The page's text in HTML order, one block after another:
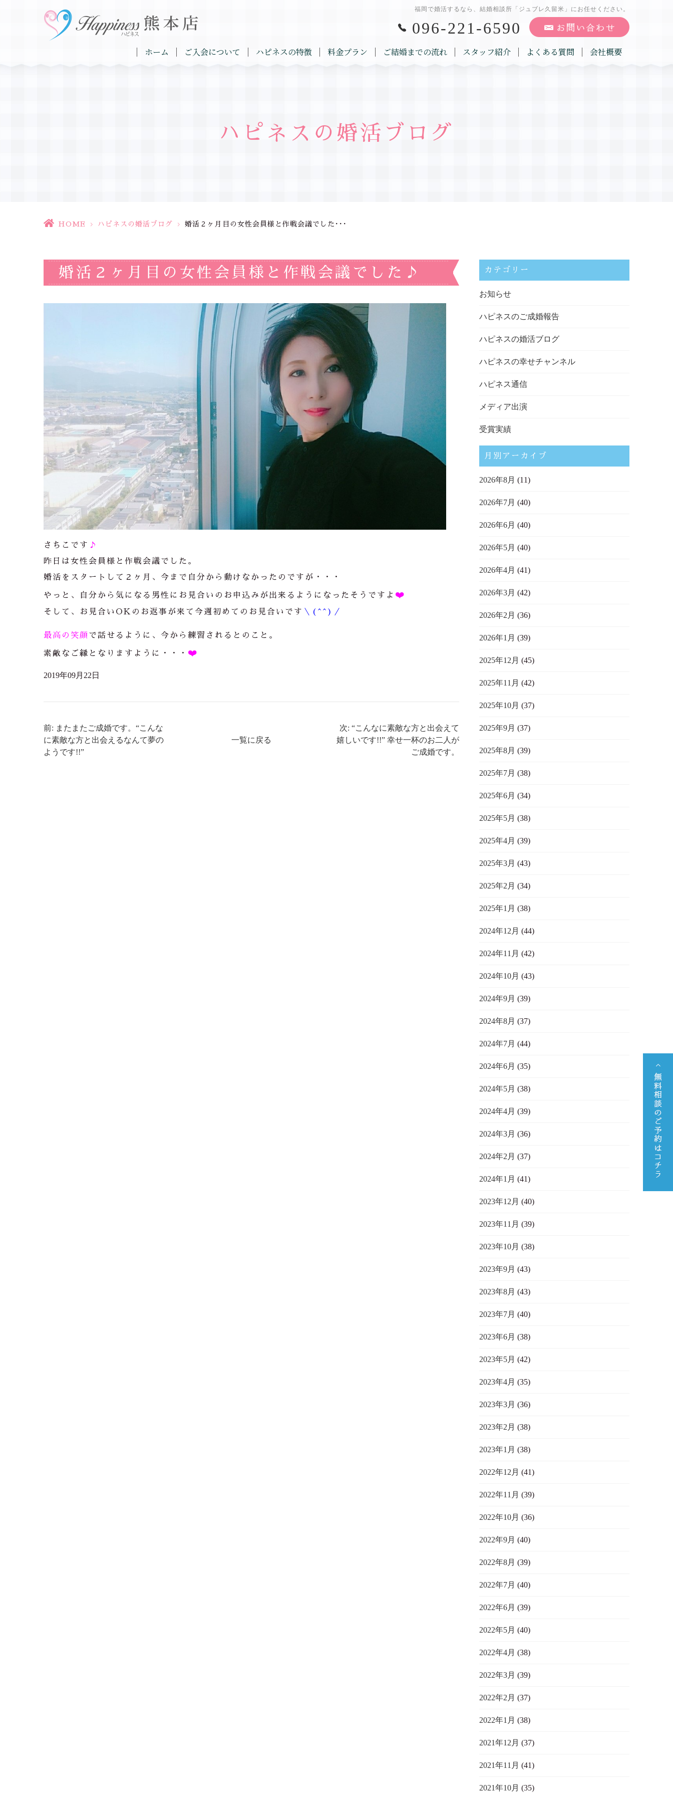
福岡で婚活するなら、結婚相談所「ジュブレ久留米」にお任せください。
096-221-6590
ホーム ご入会について ハピネスの特徴 料金プラン ご結婚までの流れ スタッフ紹介 よくある質問 会社概要
ハピネスの婚活ブログ
HOME > ハピネスの婚活ブログ > 婚活２ヶ月目の女性会員様と作戦会議でした･･･
婚活２ヶ月目の女性会員様と作戦会議でした♪
さちこです ♪
昨日は女性会員様と作戦会議でした。
婚活をスタートして２ヶ月、今まで自分から動けなかったのですが・・・
やっと、自分から気になる男性にお見合いのお申込みが出来るようになったそうですよ ❤️
そして、お見合いOKのお返事が来て今週初めてのお見合いです ＼(^^)／
最高の笑顔 で話せるように、今から練習されるとのこと。
素敵なご縁となりますように・・・ ❤️
2019年09月22日
前: またまたご成婚です。“こんな
に素敵な方と出会えるなんて夢の
ようです!!”
一覧に戻る
次: “こんなに素敵な方と出会えて
嬉しいです!!” 幸せ一杯のお二人が
ご成婚です。
カテゴリー
お知らせ
ハピネスのご成婚報告
ハピネスの婚活ブログ
ハピネスの幸せチャンネル
ハピネス通信
メディア出演
受賞実績
月別アーカイブ
2026年8月 (11)
2026年7月 (40)
2026年6月 (40)
2026年5月 (40)
2026年4月 (41)
2026年3月 (42)
2026年2月 (36)
2026年1月 (39)
2025年12月 (45)
2025年11月 (42)
2025年10月 (37)
2025年9月 (37)
2025年8月 (39)
2025年7月 (38)
2025年6月 (34)
2025年5月 (38)
2025年4月 (39)
2025年3月 (43)
2025年2月 (34)
2025年1月 (38)
2024年12月 (44)
2024年11月 (42)
2024年10月 (43)
2024年9月 (39)
2024年8月 (37)
2024年7月 (44)
2024年6月 (35)
2024年5月 (38)
2024年4月 (39)
2024年3月 (36)
2024年2月 (37)
2024年1月 (41)
2023年12月 (40)
2023年11月 (39)
2023年10月 (38)
2023年9月 (43)
2023年8月 (43)
2023年7月 (40)
2023年6月 (38)
2023年5月 (42)
2023年4月 (35)
2023年3月 (36)
2023年2月 (38)
2023年1月 (38)
2022年12月 (41)
2022年11月 (39)
2022年10月 (36)
2022年9月 (40)
2022年8月 (39)
2022年7月 (40)
2022年6月 (39)
2022年5月 (40)
2022年4月 (38)
2022年3月 (39)
2022年2月 (37)
2022年1月 (38)
2021年12月 (37)
2021年11月 (41)
2021年10月 (35)